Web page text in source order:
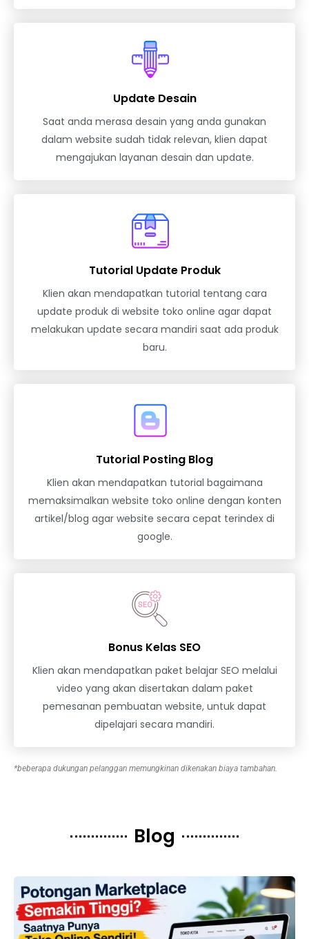
Update Desain
Saat anda merasa desain yang anda gunakan
dalam website sudah tidak relevan, klien dapat
mengajukan layanan desain dan update.
Tutorial Update Produk
Klien akan mendapatkan tutorial tentang cara
update produk di website toko online agar dapat
melakukan update secara mandiri saat ada produk
baru.
Tutorial Posting Blog
Klien akan mendapatkan tutorial bagaimana
memaksimalkan website toko online dengan konten
artikel/blog agar website secara cepat terindex di
google.
Bonus Kelas SEO
Klien akan mendapatkan paket belajar SEO melalui
video yang akan disertakan dalam paket
pemesanan pembuatan website, untuk dapat
dipelajari secara mandiri.
*beberapa dukungan pelanggan memungkinan dikenakan biaya tambahan.
Blog